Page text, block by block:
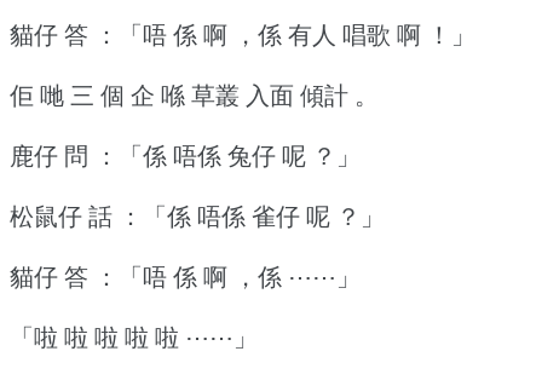
貓仔 答 ：「唔 係 啊 ，係 有人 唱歌 啊 ！」
佢 哋 三 個 企 喺 草叢 入面 傾計 。
鹿仔 問 ：「係 唔係 兔仔 呢 ？」
松鼠仔 話 ：「係 唔係 雀仔 呢 ？」
貓仔 答 ：「唔 係 啊 ，係 ⋯⋯」
「啦 啦 啦 啦 啦 ⋯⋯」